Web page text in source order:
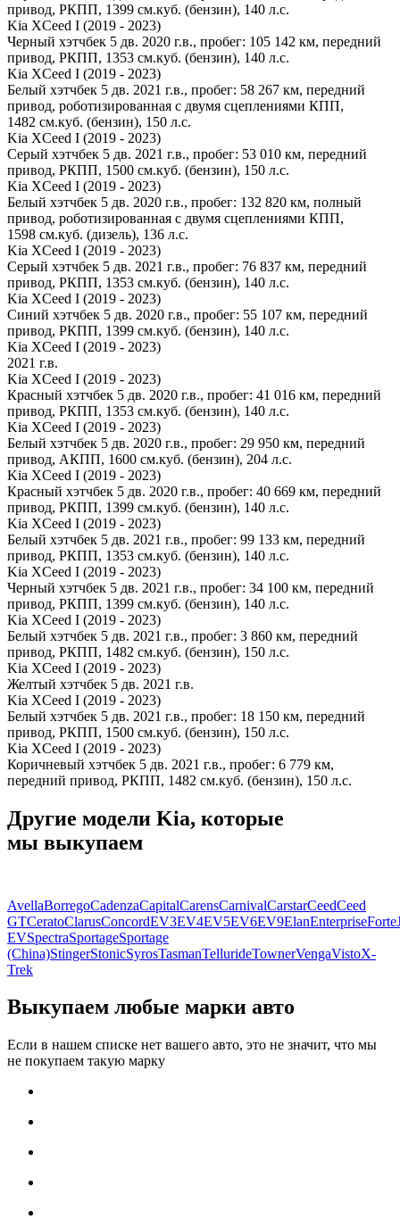
привод, РКПП, 1399 см.куб. (бензин), 140 л.с.
Kia XCeed I (2019 - 2023)
Черный хэтчбек 5 дв. 2020 г.в., пробег: 105 142 км, передний
привод, РКПП, 1353 см.куб. (бензин), 140 л.с.
Kia XCeed I (2019 - 2023)
Белый хэтчбек 5 дв. 2021 г.в., пробег: 58 267 км, передний
привод, роботизированная с двумя сцеплениями КПП,
1482 см.куб. (бензин), 150 л.с.
Kia XCeed I (2019 - 2023)
Серый хэтчбек 5 дв. 2021 г.в., пробег: 53 010 км, передний
привод, РКПП, 1500 см.куб. (бензин), 150 л.с.
Kia XCeed I (2019 - 2023)
Белый хэтчбек 5 дв. 2020 г.в., пробег: 132 820 км, полный
привод, роботизированная с двумя сцеплениями КПП,
1598 см.куб. (дизель), 136 л.с.
Kia XCeed I (2019 - 2023)
Серый хэтчбек 5 дв. 2021 г.в., пробег: 76 837 км, передний
привод, РКПП, 1353 см.куб. (бензин), 140 л.с.
Kia XCeed I (2019 - 2023)
Синий хэтчбек 5 дв. 2020 г.в., пробег: 55 107 км, передний
привод, РКПП, 1399 см.куб. (бензин), 140 л.с.
Kia XCeed I (2019 - 2023)
2021 г.в.
Kia XCeed I (2019 - 2023)
Красный хэтчбек 5 дв. 2020 г.в., пробег: 41 016 км, передний
привод, РКПП, 1353 см.куб. (бензин), 140 л.с.
Kia XCeed I (2019 - 2023)
Белый хэтчбек 5 дв. 2020 г.в., пробег: 29 950 км, передний
привод, АКПП, 1600 см.куб. (бензин), 204 л.с.
Kia XCeed I (2019 - 2023)
Красный хэтчбек 5 дв. 2020 г.в., пробег: 40 669 км, передний
привод, РКПП, 1399 см.куб. (бензин), 140 л.с.
Kia XCeed I (2019 - 2023)
Белый хэтчбек 5 дв. 2021 г.в., пробег: 99 133 км, передний
привод, РКПП, 1353 см.куб. (бензин), 140 л.с.
Kia XCeed I (2019 - 2023)
Черный хэтчбек 5 дв. 2021 г.в., пробег: 34 100 км, передний
привод, РКПП, 1399 см.куб. (бензин), 140 л.с.
Kia XCeed I (2019 - 2023)
Белый хэтчбек 5 дв. 2021 г.в., пробег: 3 860 км, передний
привод, РКПП, 1482 см.куб. (бензин), 150 л.с.
Kia XCeed I (2019 - 2023)
Желтый хэтчбек 5 дв. 2021 г.в.
Kia XCeed I (2019 - 2023)
Белый хэтчбек 5 дв. 2021 г.в., пробег: 18 150 км, передний
привод, РКПП, 1500 см.куб. (бензин), 150 л.с.
Kia XCeed I (2019 - 2023)
Коричневый хэтчбек 5 дв. 2021 г.в., пробег: 6 779 км,
передний привод, РКПП, 1482 см.куб. (бензин), 150 л.с.
Другие модели Kia, которые
мы выкупаем
AvellaBorregoCadenzaCapitalCarensCarnivalCarstarCeedCeed
GTCeratoClarusConcordEV3EV4EV5EV6EV9ElanEnterpriseForte
EVSpectraSportageSportage
(China)StingerStonicSyrosTasmanTellurideTownerVengaVistoX-
Trek
Выкупаем любые марки авто
Если в нашем списке нет вашего авто, это не значит, что мы
не покупаем такую марку